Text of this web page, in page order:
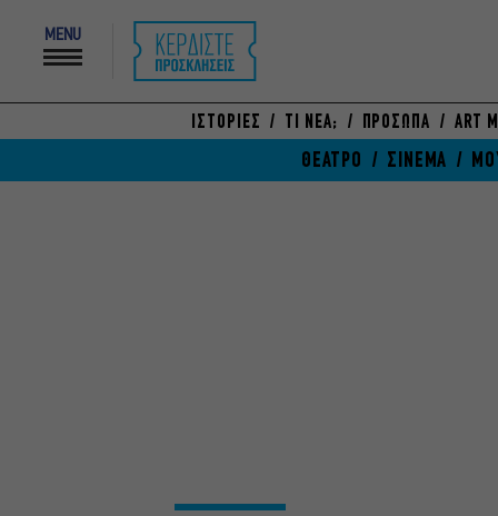
MENU
ΙΣΤΟΡΙΕΣ ΤΙ ΝΕΑ; ΠΡΟΣΩΠΑ ART
ΘΕΑΤΡΟ ΣΙΝΕΜΑ